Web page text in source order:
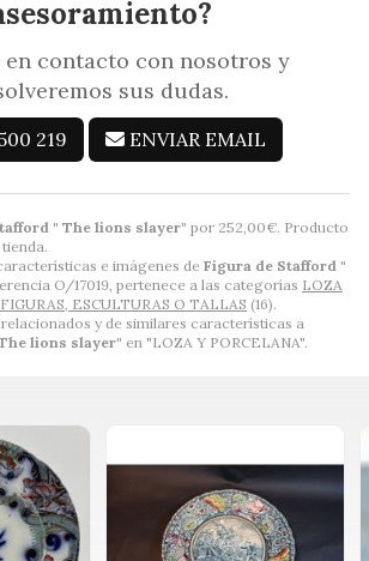
" The lions slayer" por 252,00€. Producto
e imágenes de Figura de Stafford "
O/17019, pertenece a las categorías LOZA
FIGURAS, ESCULTURAS O TALLAS (16).
y de similares características a
lions slayer" en "LOZA Y PORCELANA".
en contacto con nosotros y
sus dudas.
219 ENVIAR EMAIL